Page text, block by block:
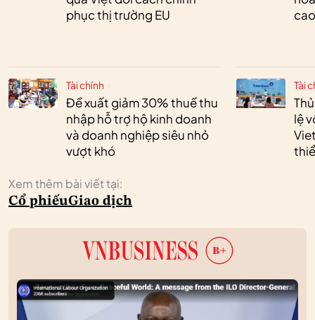
phục thị trường EU
Tài chính
Đề xuất giảm 30% thuế thu
nhập hỗ trợ hộ kinh doanh
và doanh nghiệp siêu nhỏ
vượt khó
Tài
lệ
Xem thêm bài viết tại:
Cổ phiếuGiao dịch